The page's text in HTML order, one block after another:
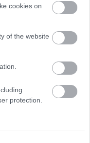
cookies on
of the website
protection.